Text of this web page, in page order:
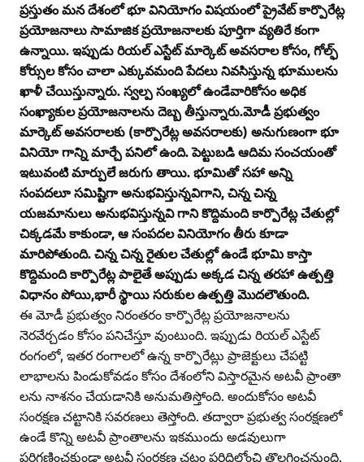
ప్రస్తుతం మన దేశంలో భూ వినియోగం విషయంలో ప్రైవేట్‌ కార్పొరేట్ల
ప్రయోజనాలు సామాజిక ప్రయోజనాలకు పూర్తిగా వ్యతిరే కంగా
ఉన్నాయి. ఇప్పుడు రియల్‌ ఎస్టేట్‌ మార్కెట్‌ అవసరాల కోసం, గోల్ఫ్‌
కోర్సుల కోసం చాలా ఎక్కువమంది పేదలు నివసిస్తున్న భూములను
ఖాళీ చేయిస్తున్నారు. స్వల్ప సంఖ్యలో ఉండేవారికోసం అధిక
సంఖ్యాకుల ప్రయోజనాలను దెబ్బ తీస్తున్నారు.మోడీ ప్రభుత్వం
మార్కెట్‌ అవసరాలకు (కార్పొరేట్ల అవసరాలకు) అనుగుణంగా భూ
వినియో గాన్ని మార్చే పనిలో ఉంది. పెట్టుబడి ఆదిమ సంచయంతో
ఇటువంటి మార్పులే జరుగు తాయి. భూమితో సహా అన్ని
సంపదలూ సమిష్టిగా అనుభవిస్తున్నవిగాని, చిన్న చిన్న
యజమానులు అనుభవిస్తున్నవి గాని కొద్దిమంది కార్పొరేట్ల చేతుల్లో
చిక్కడమే కాకుండా, ఆ సంపదల వినియోగం తీరు కూడా
మారిపోతుంది. చిన్న చిన్న రైతుల చేతుల్లో ఉండే భూమి కాస్తా
కొద్దిమంది కార్పొరేట్ల పాలైతే అప్పుడు అక్కడ చిన్న తరహా ఉత్పత్తి
విధానం పోయి,భారీ స్థాయి సరుకుల ఉత్పత్తి మొదలౌతుంది.
ఈ మోడీ ప్రభుత్వం నిరంతరం కార్పొరేట్ల ప్రయోజనాలను
నెరవేర్చడం కోసం పనిచేస్తూ వుంటుంది. ఇప్పుడు రియల్‌ ఎస్టేట్‌
రంగంలో, ఇతర రంగాలలో ఉన్న కార్పొరేట్లు ప్రాజెక్టులు చేపట్టి
లాభాలను పిండుకోవడం కోసం దేశంలోని విస్తారమైన అటవీ ప్రాంతా
లను నాశనం చేయడానికి అనుమతిస్తోంది. అందుకోసం అటవీ
సంరక్షణ చట్టానికి సవరణలు తెస్తోంది. తద్వారా ప్రభుత్వ సంరక్షణలో
ఉండే కొన్ని అటవీ ప్రాంతాలను ఇకముందు అడవులుగా
పరిగణించకుండా అటవీ సంరక్షణ చట్టం పరిధిలోంచి తొలగించనుంది.